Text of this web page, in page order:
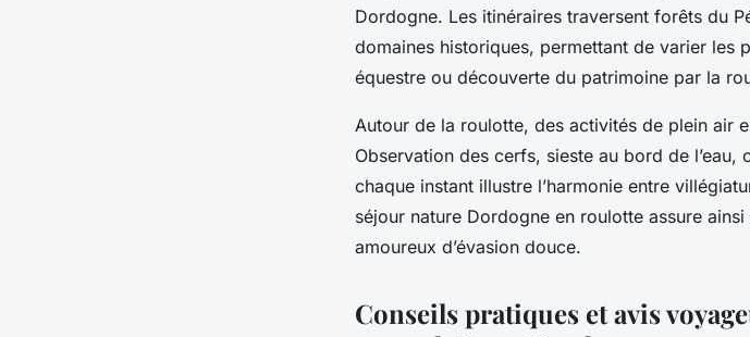
Dordogne. Les itinéraires traversent forêts du
domaines historiques, permettant de varier les
équestre ou découverte du patrimoine par la
Autour de la roulotte, des activités de plein air
Observation des cerfs, sieste au bord de
chaque instant illustre l’harmonie entre
séjour nature Dordogne en roulotte assure
amoureux d’évasion douce.
Conseils pratiques et avis